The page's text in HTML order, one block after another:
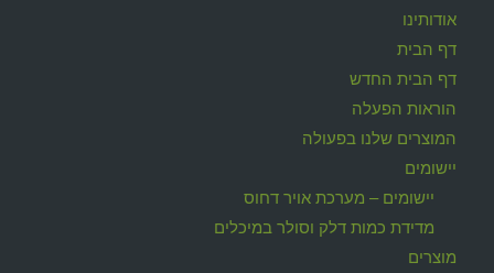
אודותינו
דף הבית
דף הבית החדש
הוראות הפעלה
המוצרים שלנו בפעולה
יישומים
יישומים – מערכת אויר דחוס
מדידת כמות דלק וסולר במיכלים
מוצרים